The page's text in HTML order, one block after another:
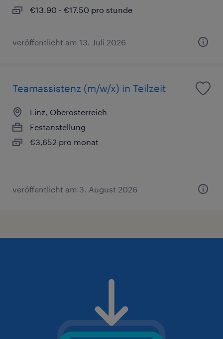
€13.90 - €17.50 pro stunde
veröffentlicht am 13. Juli 2026
Teamassistenz (m/w/x) in Teilzeit
Linz, Oberosterreich
Festanstellung
€3,652 pro monat
veröffentlicht am 3. August 2026